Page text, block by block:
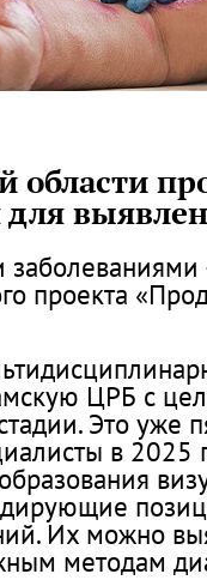
области
проекта
ЦРБ с
Это уже
в 2025
Их можно
методам